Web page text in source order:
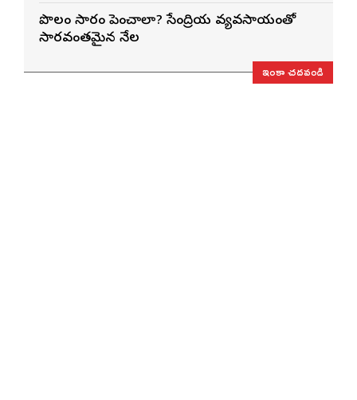
పొలం సారం పెంచాలా? సేంద్రియ వ్యవసాయంతో
సారవంతమైన నేల
ఇంకా చదవండి